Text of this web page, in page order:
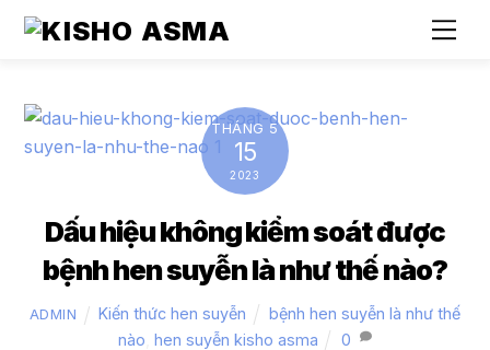
Skip
THÁNG 5
15
2023
Dấu hiệu không kiểm soát được
bệnh hen suyễn là như thế nào?
ADMIN Kiến thức hen suyễn
bệnh hen suyễn là như thế
nào hen suyễn kisho asma 0